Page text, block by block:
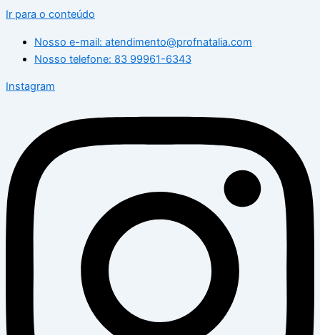
Ir para o conteúdo
Nosso e-mail: atendimento@profnatalia.com
Nosso telefone: 83 99961-6343
Instagram